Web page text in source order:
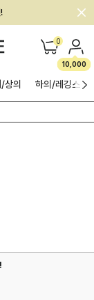
0
10,000
상의 하의/레깅스